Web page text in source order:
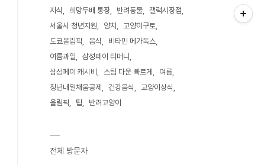
지식
희망두배 통장 반려동물
갤럭시장점
서울시 청년지원
양치
고양이구토
도쿄올림픽
음식
비타민 메가독스
여름과일
삼성페이 티머니
삼성페이 캐시비
스팀 다운 빠르게
여름
청년내일채움공제
건강음식
고양이상식
올림픽
팁 반려고양이
전체 방문자